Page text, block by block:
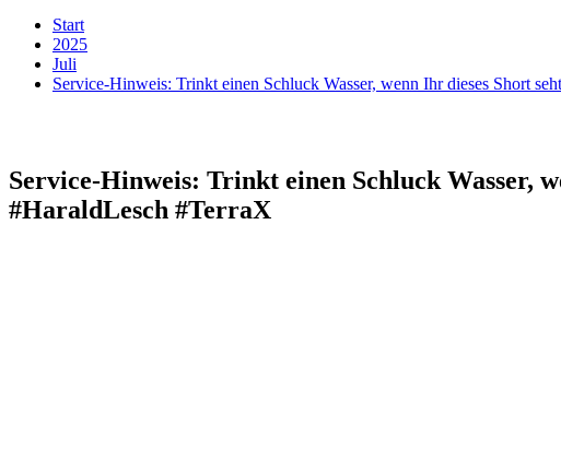
Start
2025
Juli
Service-Hinweis: Trinkt einen Schluck Wasser, wenn Ihr dieses Short
Service-Hinweis: Trinkt einen Schluck Wasser,
#HaraldLesch #TerraX